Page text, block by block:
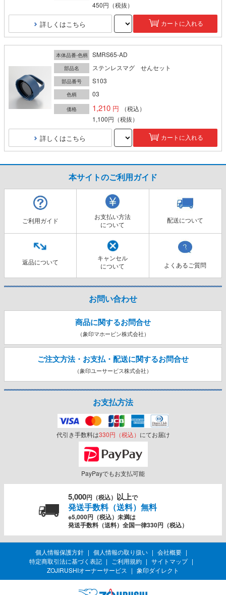
450円 （税抜）
詳しくはこちら カートに入れる
本体品番-色柄 SMRS65-AD
部品名 ステンレスマグ せんセット
部品番号 S103
色柄 03
価格 1,210
（税込）
1,100円 （税抜）
詳しくはこちら カートに入れる
本サイトのご利用ガイド
ご利用ガイド
お支払い方法
について
配送について
返品について
キャンセル
について
よくあるご質問
お問い合わせ
商品に関するお問合せ
（象印マホービン株式会社）
ご注文方法・お支払・配送に関するお問合せ
（象印ユーサービス株式会社）
お支払方法
代引き手数料は330円（税込） にてお届け
PayPayでもお支払可能
5,000円（税込） 以上で
発送手数料（送料）無料
※5,000円（税込）未満は
発送手数料（送料）全国一律330円（税込）
個人情報保護方針 個人情報の取り扱い
会社概要
特定商取引法に基づく表記
ご利用規約
サイトマップ
ZOJIRUSHIオーナーサービス
象印ダイレクト